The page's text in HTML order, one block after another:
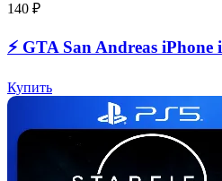
140 ₽
⚡️ GTA San Andreas
Купить